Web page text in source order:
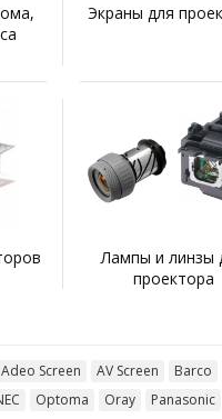
Экраны для
Лампы и линзы
проектора
Adeo Screen AV Screen Barco
Optoma Oray Panasonic